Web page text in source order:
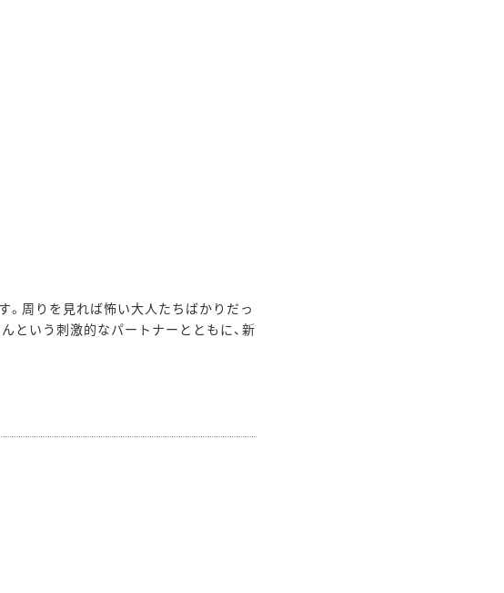
。周りを見れば怖い大人たちばかりだっ
という刺激的なパートナーとともに、新